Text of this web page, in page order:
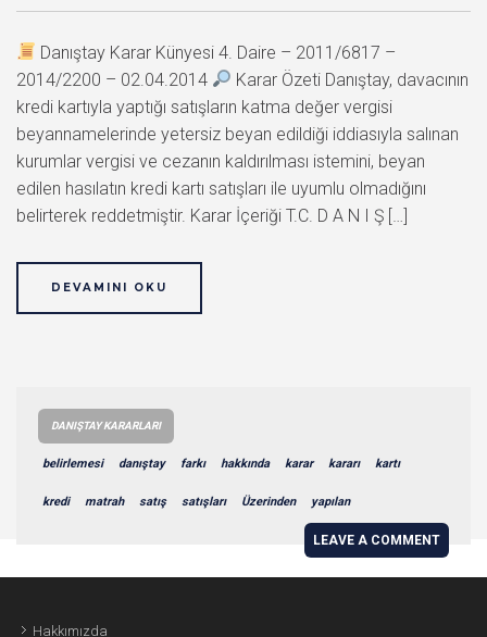
Danıştay Karar Künyesi 4. Daire – 2011/6817 –
2014/2200 – 02.04.2014
Karar Özeti Danıştay, davacının
kredi kartıyla yaptığı satışların katma değer vergisi
beyannamelerinde yetersiz beyan edildiği iddiasıyla salınan
kurumlar vergisi ve cezanın kaldırılması istemini, beyan
edilen hasılatın kredi kartı satışları ile uyumlu olmadığını
belirterek reddetmiştir. Karar İçeriği T.C. D A N I Ş […]
DEVAMINI OKU
DANIŞTAY KARARLARI
belirlemesi danıştay farkı hakkında karar kararı kartı
kredi matrah satış satışları Üzerinden yapılan
LEAVE A COMMENT
Hakkımızda